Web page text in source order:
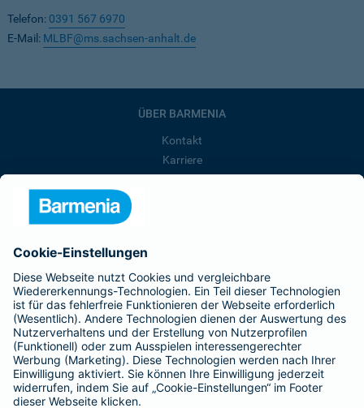
Telefon: 0391 567 6970
E-Mail: MLBF@ms.sachsen-anhalt.de
ÜBER BARMENIA
Kontakt
Karriere
Presse
Barmenia ist Teil der BarmeniaGothaer
BELIEBTE SEITEN
Kranken-Zusatzversicherung
Tierversicherungen
Haftpflichtversicherung
Hausratversicherung